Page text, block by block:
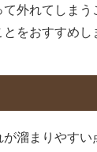
外れてしま
をおすすめし
溜まりやす